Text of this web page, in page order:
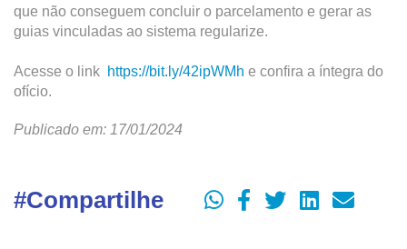
que não conseguem concluir o parcelamento e gerar as
guias vinculadas ao sistema regularize.
Acesse o link https://bit.ly/42ipWMh e confira a íntegra do
ofício.
Publicado em: 17/01/2024
#Compartilhe